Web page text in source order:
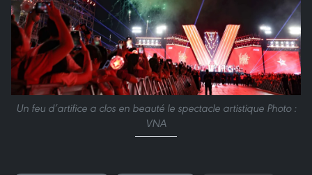
Un feu d’artifice a clos en beauté le spectacle artistique Photo :
VNA